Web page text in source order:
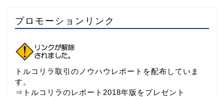
プロモーションリンク
トルコリラ取引のノウハウレポートを配布していま
す。
⇒ トルコリラのレポート2018年版をプレゼント